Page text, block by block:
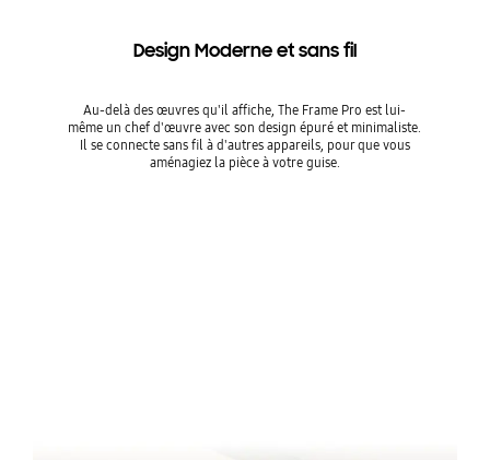
Design Moderne et sans fil
Au-delà des œuvres qu'il affiche, The Frame Pro est lui-
même un chef d'œuvre avec son design épuré et minimaliste.
Il se connecte sans fil à d'autres appareils, pour que vous
aménagiez la pièce à votre guise.